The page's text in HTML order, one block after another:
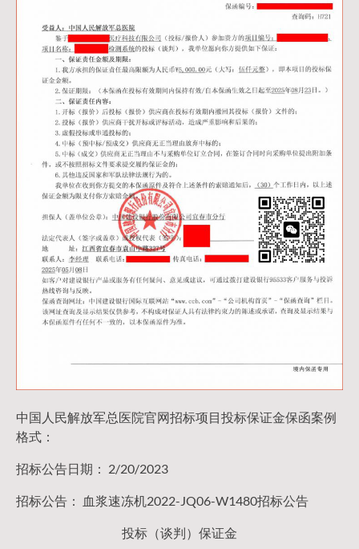
中国人民解放军总医院官网招标项目投标保证金保函案例
格式：
招标公告日期： 2/20/2023
招标公告： 血浆速冻机2022-JQ06-W1480招标公告
投标（谈判）保证金